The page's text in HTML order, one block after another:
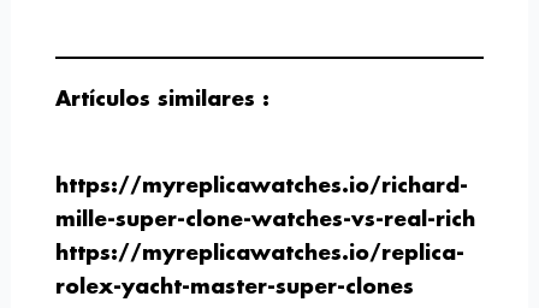
Artículos similares :
https://myreplicawatches.io/richard-
mille-super-clone-watches-vs-real-rich
https://myreplicawatches.io/replica-
rolex-yacht-master-super-clones